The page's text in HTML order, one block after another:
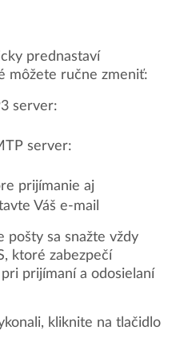
prednastaví
môžete ručne zmeniť:
server:
server:
prijímanie aj
Váš e-mail
pošty sa snažte vždy
ktoré zabezpečí
prijímaní a odosielaní
kliknite na tlačidlo